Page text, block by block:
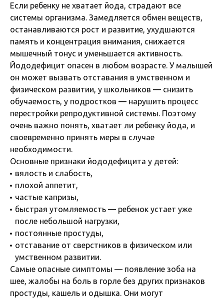
Если ребенку не хватает йода, страдают все
системы организма. Замедляется обмен веществ,
останавливаются рост и развитие, ухудшаются
память и концентрация внимания, снижается
мышечный тонус и уменьшается активность.
Йододефицит опасен в любом возрасте. У малышей
он может вызвать отставания в умственном и
физическом развитии, у школьников — снизить
обучаемость, у подростков — нарушить процесс
перестройки репродуктивной системы. Поэтому
очень важно понять, хватает ли ребенку йода, и
своевременно принять меры в случае
необходимости.
Основные признаки йододефицита у детей:
вялость и слабость,
плохой аппетит,
частые капризы,
быстрая утомляемость — ребенок устает уже
после небольшой нагрузки,
постоянные простуды,
отставание от сверстников в физическом или
умственном развитии.
Самые опасные симптомы — появление зоба на
шее, жалобы на боль в горле без других признаков
простуды, кашель и одышка. Они могут